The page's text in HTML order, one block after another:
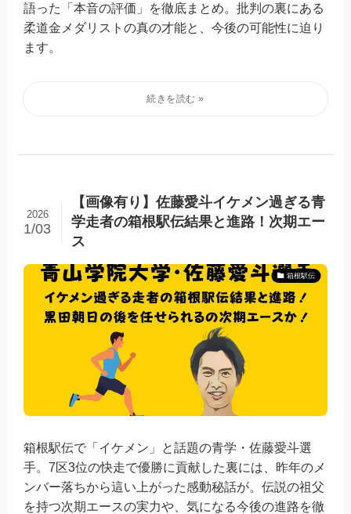
語った「本音の評価」を徹底まとめ。批判の裏にある
柔道金メダリストの真の才能と、今後の可能性に迫り
ます。
【画像有り】佐藤愛斗イケメン過ぎる青
学走者の箱根駅伝結果と進路！次期エー
ス
2026
1/03
箱根駅伝
箱根駅伝で「イケメン」と話題の青学・佐藤愛斗選
手。7区3位の快走で優勝に貢献した裏には、昨年のメ
ンバー落ちから這い上がった感動秘話が。伝説の祖父
を持つ次期エースの実力や、気になる今後の進路を徹